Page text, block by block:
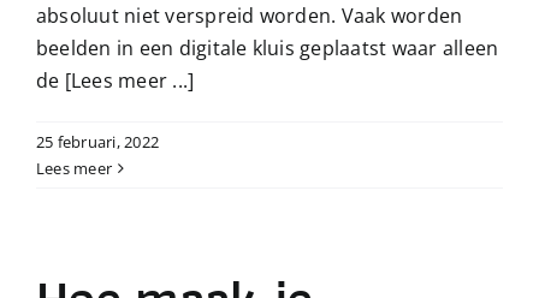
absoluut niet verspreid worden. Vaak worden
beelden in een digitale kluis geplaatst waar alleen
de [Lees meer ...]
25 februari, 2022
Lees meer